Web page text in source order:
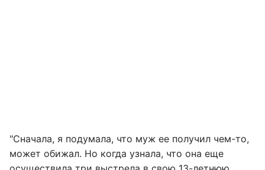
"Сначала, я подумала, что муж ее получил чем-то,
может обижал. Но когда узнала, что она еще